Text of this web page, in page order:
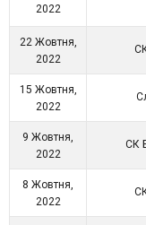
2022
22 Жовтня,
2022
15 Жовтня,
2022
9 Жовтня,
2022
СК
8 Жовтня,
2022